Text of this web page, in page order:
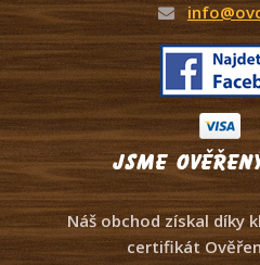
Jsme
Náš obchod získal díky
certifikát